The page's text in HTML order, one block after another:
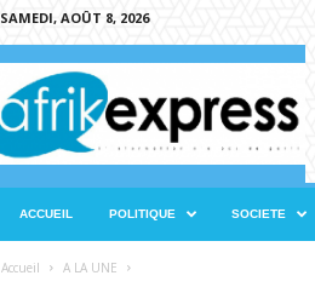
SAMEDI, AOÛT 8, 2026
ACCUEIL POLITIQUE SOCIETE
Accueil A LA UNE